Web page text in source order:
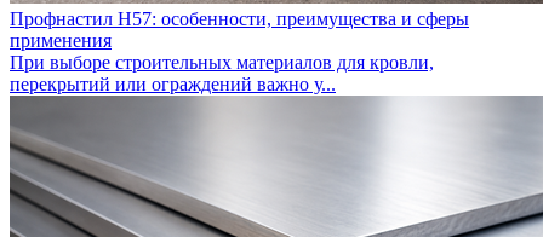
Профнастил Н57: особенности, преимущества и сферы
применения
При выборе строительных материалов для кровли,
перекрытий или ограждений важно у...